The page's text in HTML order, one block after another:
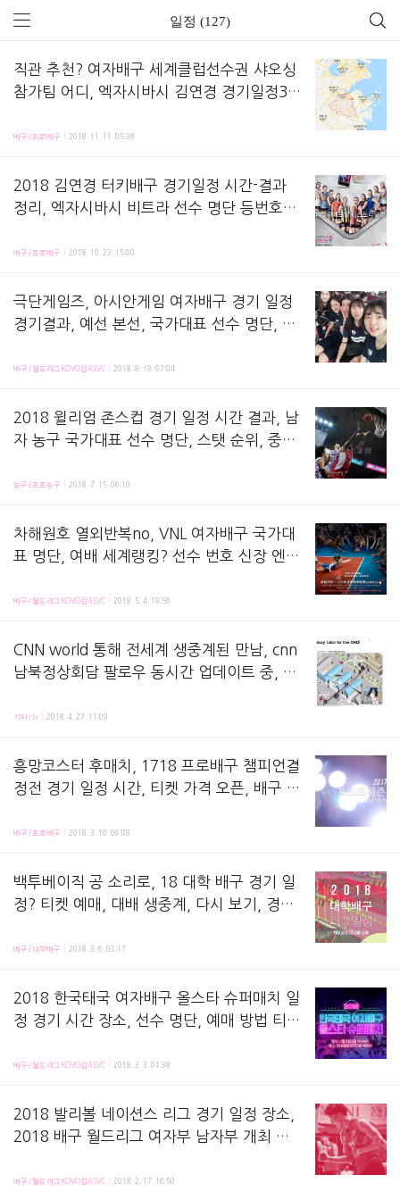
일정 (127)
직관 추천? 여자배구 세계클럽선수권 샤오싱
참가팀 어디, 엑자시바시 김연경 경기일정3 +
2018 클럽 세계선수권이 12월 4일부터 열립니다. 김연경 선수 소속의 터키 클럽 '엑자시바시
배구/프로배구 2018. 11. 11. 05:38
2018 김연경 터키배구 경기일정 시간-결과
정리, 엑자시바시 비트라 선수 명단 등번호?
비너스 술탄랄 리그 여자배구 kimyk in Turk
2018-2019 터키 여자배구 본 시즌이 시작됩니다. 지난 해 중국광밍리그에서 중위권팀을 중
배구/프로배구 2018. 10. 23. 15:00
극단게임즈, 아시안게임 여자배구 경기 일정
경기결과, 예선 본선, 국가대표 선수 명단, 세
계 다시보기, 배구 룰 듀스 - 2018 자카르타
2018 자카르타 팔렘방 아시안 게임 여자배구 한국대표팀 일정, 경기 결과, 국대 선수 명단, 세
배구/월드리그KOVO컵ASVC 2018. 8. 19. 07:04
2018 윌리엄 존스컵 경기 일정 시간 결과, 남
자 농구 국가대표 선수 명단, 스탯 순위, 중계
농구대회
2018 윌리엄 존스컵, 40회를 맞은 William Jones Cup이 남자부 7월 14일부터 22일까지 열
농구/프로농구 2018. 7. 15. 06:10
차해원호 열외반복no, VNL 여자배구 국가대
표 명단, 여배 세계랭킹? 선수 번호 신장 엔트
정 결과 순위 방식, 티켓예매 가격 방법
FIVB 2018 발리볼 네이션스리그 (Volleyball Nations League) 대한민국 여자배구 대표팀 명
배구/월드리그KOVO컵ASVC 2018. 5. 4. 19:56
CNN world 통해 전세계 생중계된 만남, cnn
남북정상회담 팔로우 동시간 업데이트 중, 새
2018 남북정상회담이 27일 오전부터 일정을 이어가고 있습니다. [링크] - 91핵실험 김정은,
기타/tv 2018. 4. 27. 11:09
흥망코스터 후매치, 1718 프로배구 챔피언결
정전 경기 일정 시간, 티켓 가격 오픈, 배구 챔
한항공 - 2017-2018 도드람 v리그 프로 배구
2017-2018 도드람 v리그 포스트시즌!프로배구 플레이오프 및 챔피언 결정전의경기 일정,
배구/프로배구 2018. 3. 10. 06:08
백투베이직 공 소리로, 18 대학 배구 경기 일
정? 티켓 예매, 대배 생중계, 다시 보기, 경기
SF 대학배구 U리그
2018 대학배구리그가 U리그 이름으로 이번해에도 지난해와 같은 3월 22일 개막한다고 합니
배구/대학배구 2018. 3. 6. 03:17
2018 한국태국 여자배구 올스타 슈퍼매치 일
정 경기 시간 장소, 선수 명단, 예매 방법 티켓
사라 등 - 한태 올스타전
한국태국 올스타 슈퍼매치가 2018년에는 한국에서 열립니다. 지난해, 2017 6월 태국에서 열
배구/월드리그KOVO컵ASVC 2018. 3. 3. 01:38
2018 발리볼 네이션스 리그 경기 일정 장소,
2018 배구 월드리그 여자부 남자부 개최 장
2018 VNL 발리볼네이션스리그 일정이 지난 2월 16일 스위칠란드에서 발표되었습니다.남
배구/월드리그KOVO컵ASVC 2018. 2. 17. 16:50